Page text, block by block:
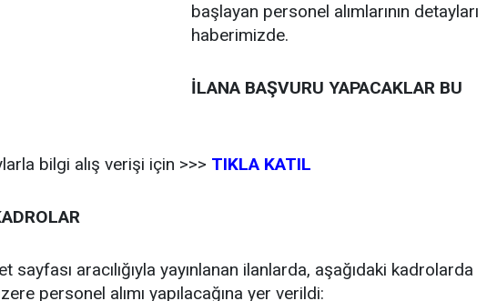
başlayan personel alımlarının detayları
haberimizde.
İLANA BAŞVURU YAPACAKLAR BU
bilgi alış verişi için >>> TIKLA KATIL
sayfası aracılığıyla yayınlanan ilanlarda, aşağıdaki kadrolarda
personel alımı yapılacağına yer verildi: